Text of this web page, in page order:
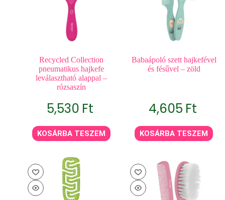
Recycled Collection
pneumatikus hajkefe
leválasztható alappal –
rózsaszín
5,530 Ft
KOSÁRBA TESZEM
Babaápoló szett hajkefével
és fésűvel – zöld
4,605 Ft
KOSÁRBA TESZEM